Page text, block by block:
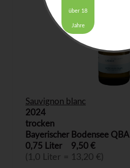
Sauvignon blanc
2024
trocken
Bayerischer Bodensee QBA
0,75 Liter
9,50 €
(1,0 Liter = 13,20 €)
über 18
Jahre